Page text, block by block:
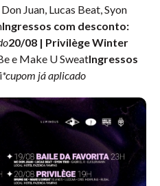
Juan, Lucas Beat, Syon
Ingressos com desconto:
20/08 | Privilège Winter
e Make U SweatIngressos
*cupom já aplicado